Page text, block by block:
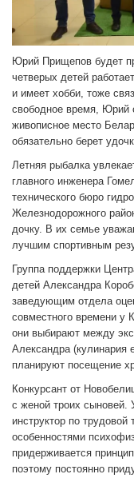
Юрий Прищепов будет
четверых детей
и имеет хобби, тоже
свободное время, Юрий
живописное место
обязательно берет
Летняя рыбалка
главного инженера
технического бюро
Железнодорожного
дочку. В их семье
лучшим спортивным
Группа поддержки
детей Александра
заведующим отдела
совместного времени у
они выбирают между
Александра (кулинария
планируют посещение
Конкурсант от
с женой троих сыновей.
инструктор по
особенностями
придерживается
поэтому постоянно